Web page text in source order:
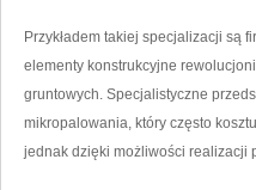
Przykładem takiej specjalizacji są
elementy konstrukcyjne
gruntowych. Specjalistyczne
mikropalowania, który często
jednak dzięki możliwości realizacji